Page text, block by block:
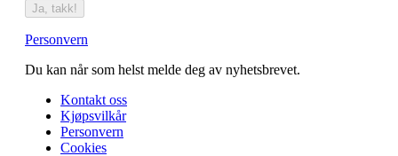
Ja, takk!
Personvern
Du kan når som helst melde deg av nyhetsbrevet.
Kontakt oss
Kjøpsvilkår
Personvern
Cookies